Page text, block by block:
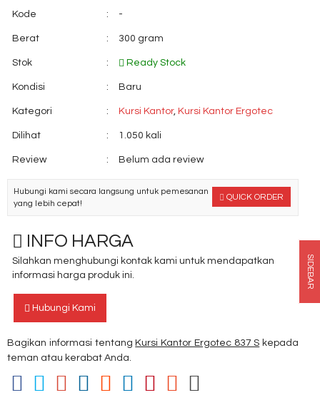
Kode : -
Berat : 300 gram
Stok : Ready Stock
Kondisi : Baru
Kategori : Kursi Kantor, Kursi Kantor Ergotec
Dilihat : 1.050 kali
Review : Belum ada review
QUICK ORDER
Hubungi kami secara langsung untuk pemesanan
yang lebih cepat!
INFO HARGA
Silahkan menghubungi kontak kami untuk mendapatkan
informasi harga produk ini.
Hubungi Kami
Bagikan informasi tentang Kursi Kantor Ergotec 837 S kepada
teman atau kerabat Anda.
SIDEBAR